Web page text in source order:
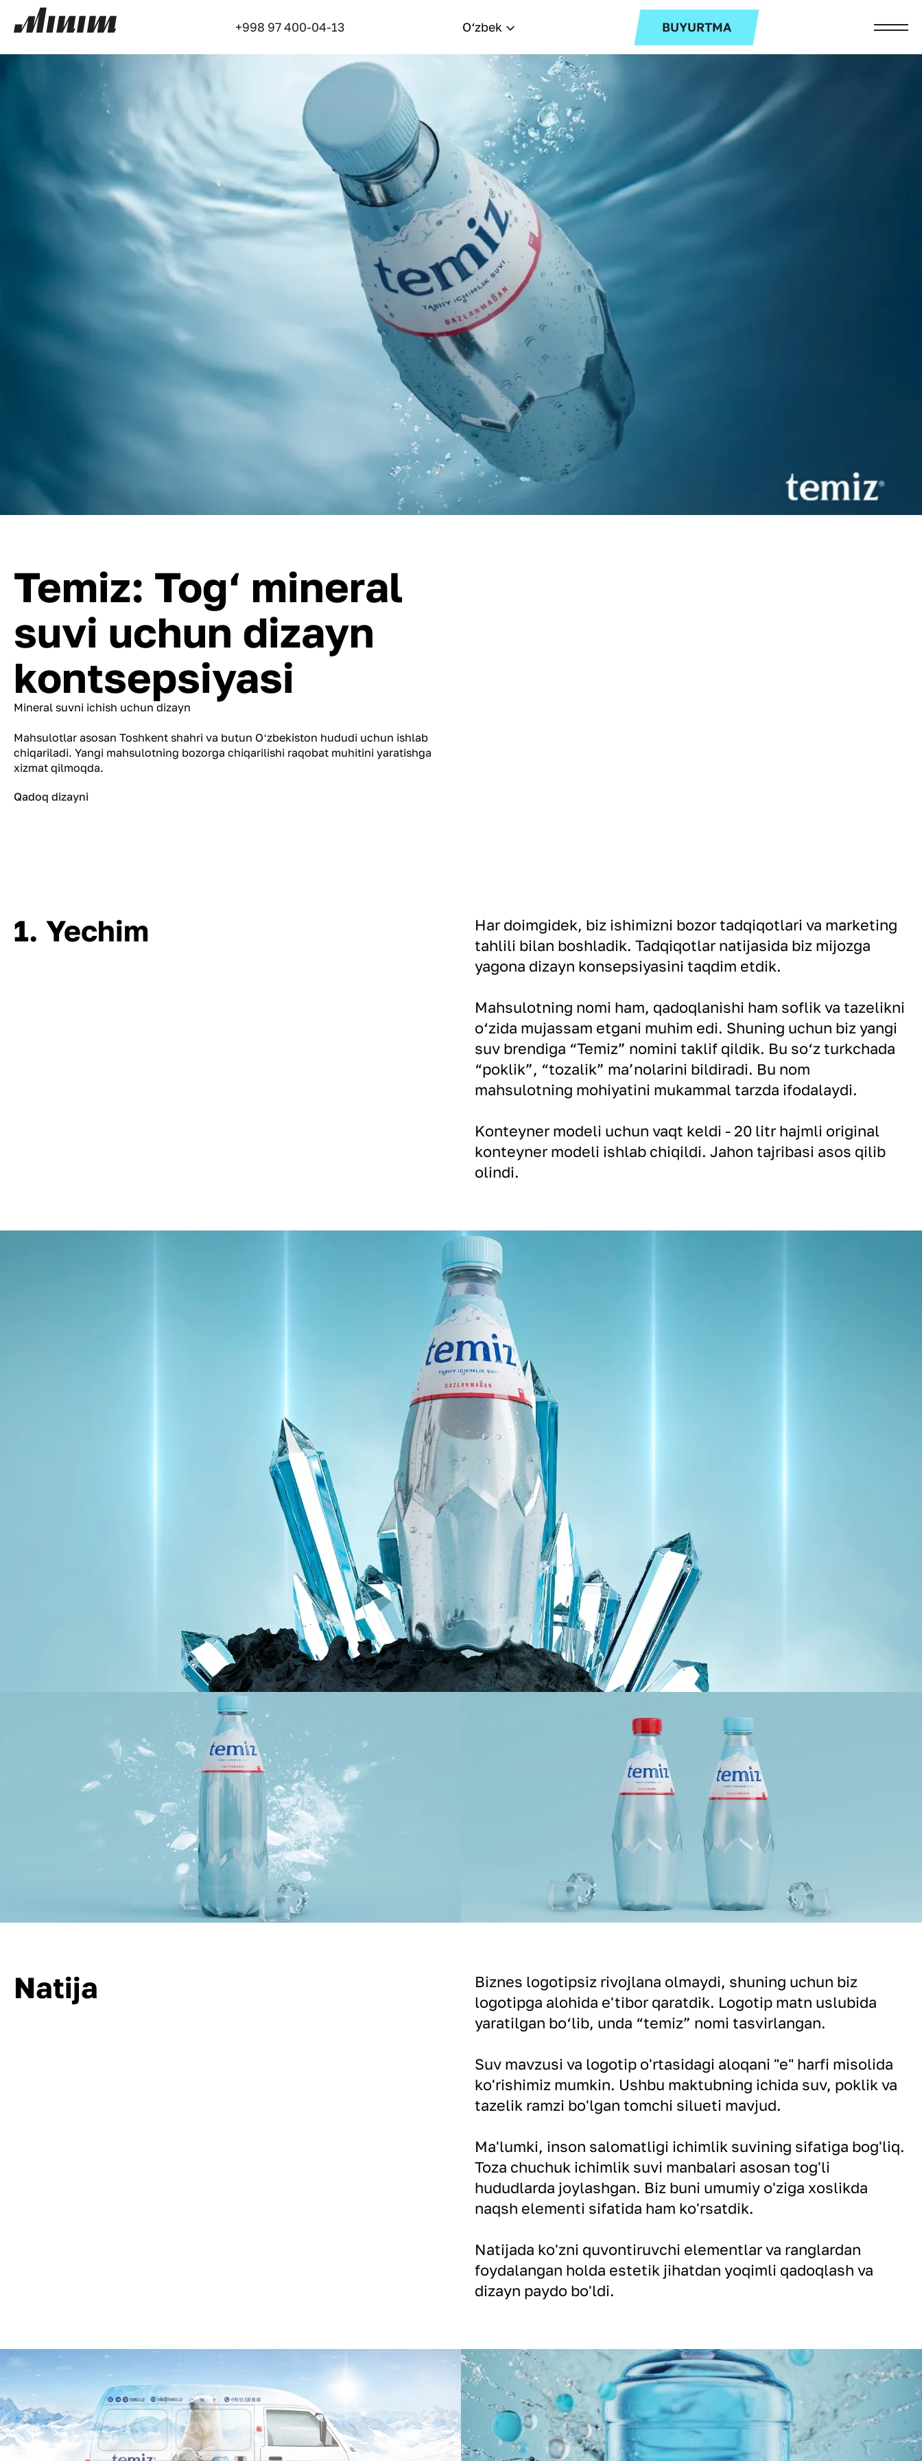
+998 97 400-04-13 O‘zbek BUYURTMA
Temiz: Tog‘ mineral
suvi uchun dizayn
kontsepsiyasi
Mineral suvni ichish uchun dizayn
Mahsulotlar asosan Toshkent shahri va butun Oʻzbekiston hududi uchun ishlab
chiqariladi. Yangi mahsulotning bozorga chiqarilishi raqobat muhitini yaratishga
xizmat qilmoqda.
Qadoq dizayni
1. Yechim
Har doimgidek, biz ishimizni bozor tadqiqotlari va marketing
tahlili bilan boshladik. Tadqiqotlar natijasida biz mijozga
yagona dizayn konsepsiyasini taqdim etdik.
Mahsulotning nomi ham, qadoqlanishi ham soflik va tazelikni
o‘zida mujassam etgani muhim edi. Shuning uchun biz yangi
suv brendiga “Temiz” nomini taklif qildik. Bu so‘z turkchada
“poklik”, “tozalik” ma’nolarini bildiradi. Bu nom
mahsulotning mohiyatini mukammal tarzda ifodalaydi.
Konteyner modeli uchun vaqt keldi - 20 litr hajmli original
konteyner modeli ishlab chiqildi. Jahon tajribasi asos qilib
olindi.
Natija
Biznes logotipsiz rivojlana olmaydi, shuning uchun biz
logotipga alohida e'tibor qaratdik. Logotip matn uslubida
yaratilgan bo‘lib, unda “temiz” nomi tasvirlangan.
Suv mavzusi va logotip o'rtasidagi aloqani "e" harfi misolida
ko'rishimiz mumkin. Ushbu maktubning ichida suv, poklik va
tazelik ramzi bo'lgan tomchi silueti mavjud.
Ma'lumki, inson salomatligi ichimlik suvining sifatiga bog'liq.
Toza chuchuk ichimlik suvi manbalari asosan tog'li
hududlarda joylashgan. Biz buni umumiy o'ziga xoslikda
naqsh elementi sifatida ham ko'rsatdik.
Natijada ko'zni quvontiruvchi elementlar va ranglardan
foydalangan holda estetik jihatdan yoqimli qadoqlash va
dizayn paydo bo'ldi.